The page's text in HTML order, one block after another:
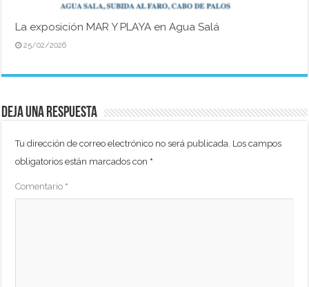
La exposición MAR Y PLAYA en Agua Salá
25/02/2026
Deja una respuesta
Tu dirección de correo electrónico no será publicada. Los campos
obligatorios están marcados con *
Comentario *